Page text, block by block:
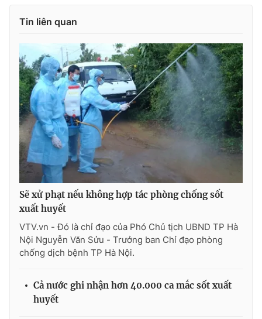
VTV9
Liên hệ tòa soạn English
THỜI BÁO VTV
Theo dõi báo trên
Cơ quan chủ quản:
Đài Truyền hình Việt Nam
Giấy phép hoạt động báo in và báo điện tử số 483/GP-BTTTT
cấp ngày 29/12/2023
Phó Tổng Biên tập: Nguyễn Thị Mỹ Hạnh, Phạm Quốc Thắng,
Nguyễn Trọng Ninh
Tin liên quan
Sẽ xử phạt nếu không hợp tác phòng chống sốt
xuất huyết
VTV.vn - Đó là chỉ đạo của Phó Chủ tịch UBND TP Hà
Nội Nguyễn Văn Sửu - Trưởng ban Chỉ đạo phòng
chống dịch bệnh TP Hà Nội.
Cả nước ghi nhận hơn 40.000 ca mắc sốt xuất
huyết